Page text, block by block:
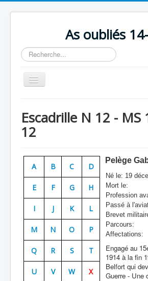
As oubliés
Rechercher
Basculer
la
Chronologie
Escadrilles
Organisation
Avions
Personnels
Formation
Doctrines
Les As
Escadrille N 12 - MS
12
A B C D
E F G H
I J K L
M N O P
Q R S T
U V W X
Pelège
Né le: 19
Mort le:
Profession
Passé à
Brevet
Parcours:
Affectations:
Engagé au
1914 à la fin
Belfort qui
Guerre - Une